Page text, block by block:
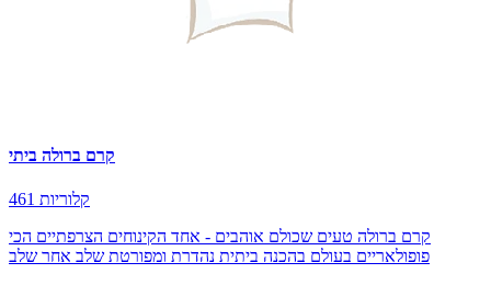
קרם ברולה ביתי
461 קלוריות
קרם ברולה טעים שכולם אוהבים - אחד הקינוחים הצרפתיים הכי
פופולאריים בעולם בהכנה ביתית נהדרת ומפורטת שלב אחר שלב